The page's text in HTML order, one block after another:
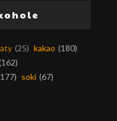
(25) kakao (180)
soki (67)